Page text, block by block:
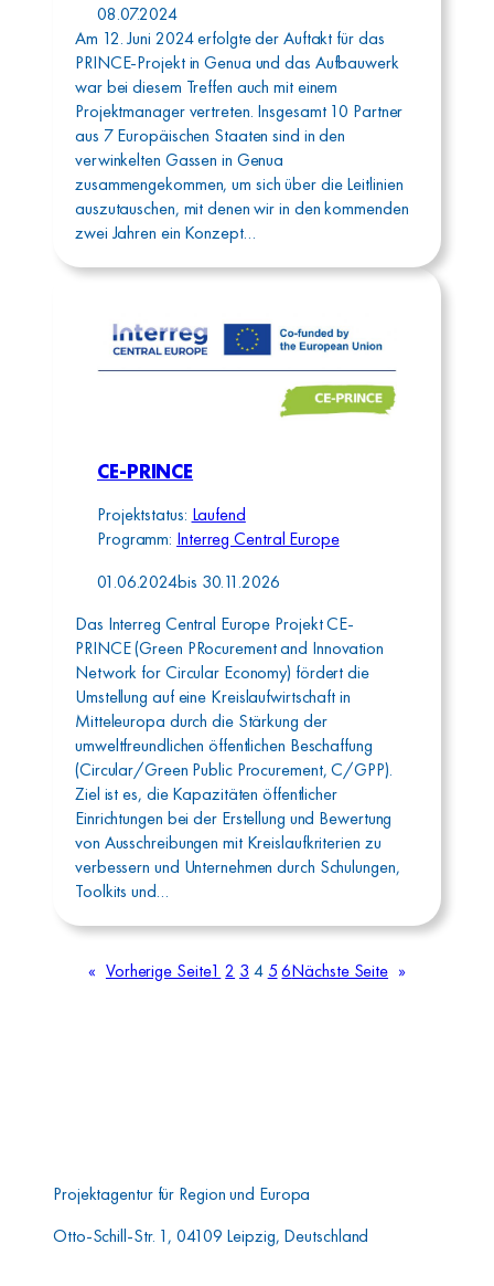
08.07.2024
Am 12. Juni 2024 erfolgte der Auftakt für das
PRINCE-Projekt in Genua und das Aufbauwerk
war bei diesem Treffen auch mit einem
Projektmanager vertreten. Insgesamt 10 Partner
aus 7 Europäischen Staaten sind in den
verwinkelten Gassen in Genua
zusammengekommen, um sich über die Leitlinien
auszutauschen, mit denen wir in den kommenden
zwei Jahren ein Konzept…
CE-PRINCE
Projektstatus: Laufend
Programm: Interreg Central Europe
01.06.2024bis 30.11.2026
Das Interreg Central Europe Projekt CE-
PRINCE (Green PRocurement and Innovation
Network for Circular Economy) fördert die
Umstellung auf eine Kreislaufwirtschaft in
Mitteleuropa durch die Stärkung der
umweltfreundlichen öffentlichen Beschaffung
(Circular/Green Public Procurement, C/GPP).
Ziel ist es, die Kapazitäten öffentlicher
Einrichtungen bei der Erstellung und Bewertung
von Ausschreibungen mit Kreislaufkriterien zu
verbessern und Unternehmen durch Schulungen,
Toolkits und…
« Vorherige Seite1 2 3 4 5 6Nächste Seite »
Projektagentur für Region und Europa
Otto-Schill-Str. 1, 04109 Leipzig, Deutschland